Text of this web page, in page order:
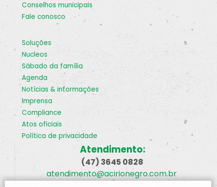
conselhos municipais
fale conosco
soluções
nucleos
sábado da família
agenda
notícias & informações
imprensa
compliance
atos oficiais
política de privacidade
Atendimento:
(47) 3645 0828
atendimento@acirionegro.com.br